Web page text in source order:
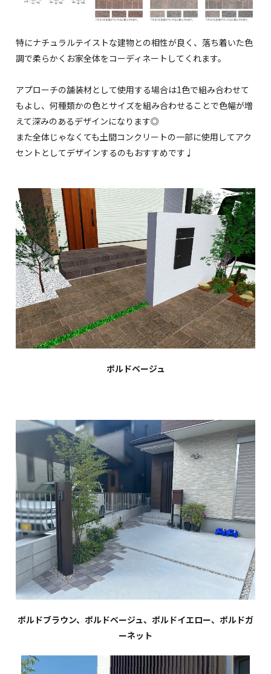
特にナチュラルテイストな建物との相性が良く、落ち着いた色
調で柔らかくお家全体をコーディネートしてくれます。
アプローチの舗装材として使用する場合は1色で組み合わせて
もよし、何種類かの色とサイズを組み合わせることで色幅が増
えて深みのあるデザインになります◎
また全体じゃなくても土間コンクリートの一部に使用してアク
セントとしてデザインするのもおすすめです♩
ポルドベージュ
ポルドブラウン、ポルドベージュ、ポルドイエロー、ポルドガ
ーネット